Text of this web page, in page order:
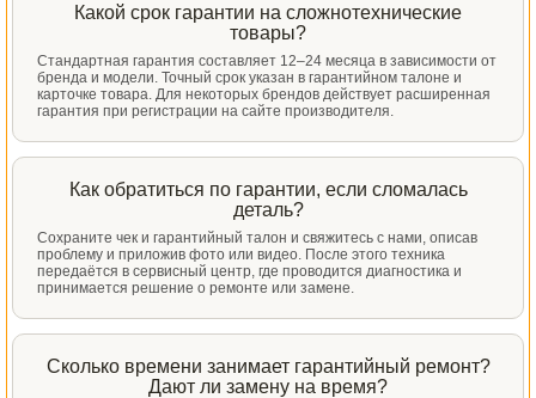
Какой срок гарантии на сложнотехнические
товары?
Стандартная гарантия составляет 12–24 месяца в зависимости от
бренда и модели. Точный срок указан в гарантийном талоне и
карточке товара. Для некоторых брендов действует расширенная
гарантия при регистрации на сайте производителя.
Как обратиться по гарантии, если сломалась
деталь?
Сохраните чек и гарантийный талон и свяжитесь с нами, описав
проблему и приложив фото или видео. После этого техника
передаётся в сервисный центр, где проводится диагностика и
принимается решение о ремонте или замене.
Сколько времени занимает гарантийный ремонт?
Дают ли замену на время?